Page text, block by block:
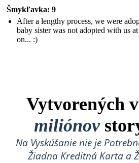
Šmykľavka: 9
After a lengthy process, we were
baby sister was not adopted with us
on... :)
Vytvorených
miliónov
Na Vyskúšanie nie je
Žiadna Kreditná Karta a